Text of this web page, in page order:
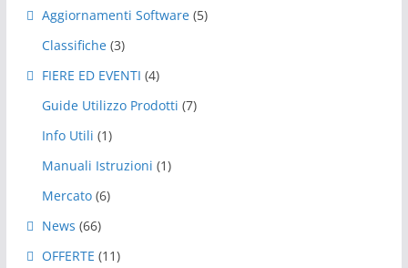
Aggiornamenti Software (5)
Classifiche (3)
FIERE ED EVENTI (4)
Guide Utilizzo Prodotti (7)
Info Utili (1)
Manuali Istruzioni (1)
Mercato (6)
News (66)
OFFERTE (11)